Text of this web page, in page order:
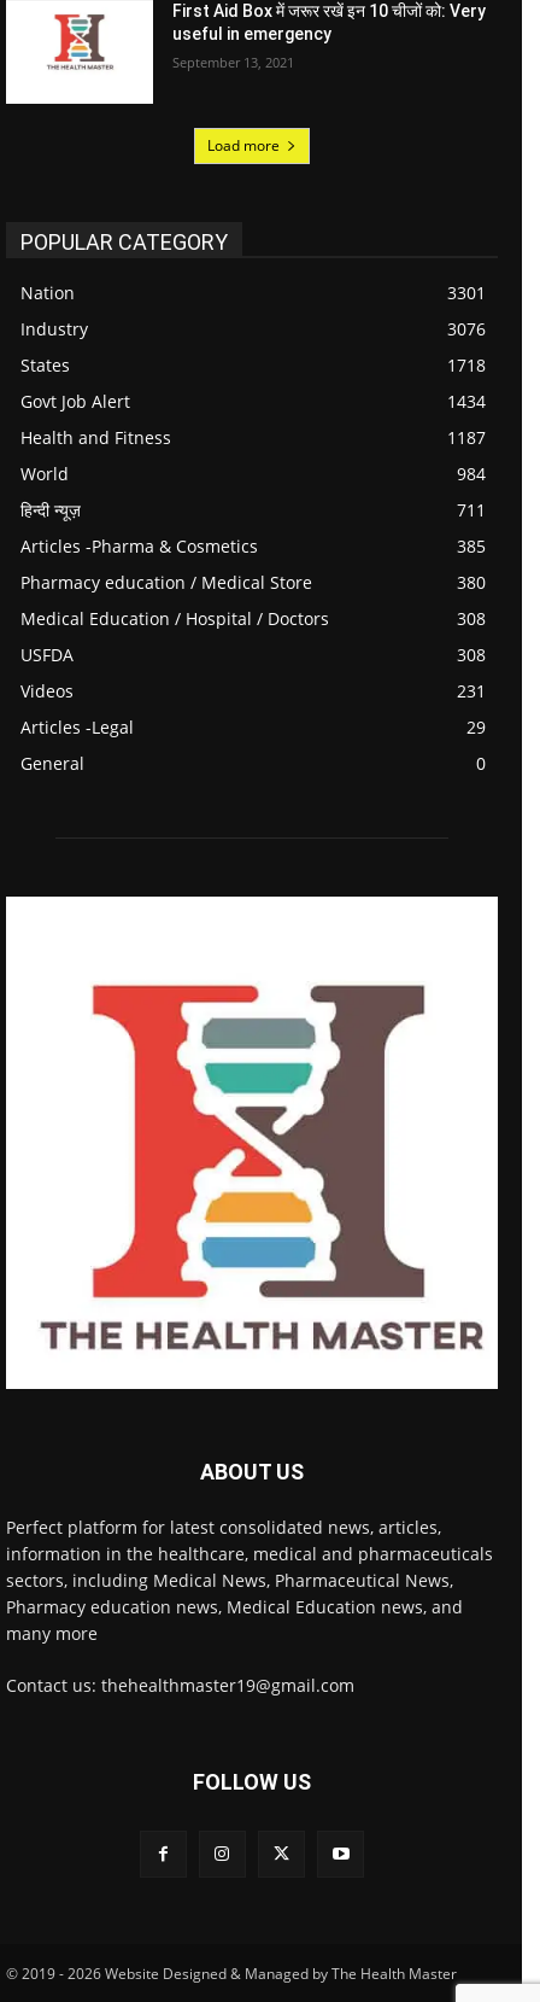
First Aid Box में जरूर रखें इन 10 चीजों को: Very
useful in emergency
September 13, 2021
Load more
POPULAR CATEGORY
Nation
3301
Industry
3076
States
1718
Govt Job Alert
1434
Health and Fitness
1187
World
984
हिन्दी न्यूज़
711
Articles -Pharma & Cosmetics
385
Pharmacy education / Medical Store
380
Medical Education / Hospital / Doctors
308
USFDA
308
Videos
231
Articles -Legal
29
General
0
ABOUT US
Perfect platform for latest consolidated news, articles,
information in the healthcare, medical and pharmaceuticals
sectors, including Medical News, Pharmaceutical News,
Pharmacy education news, Medical Education news, and
many more
Contact us: thehealthmaster19@gmail.com
FOLLOW US
© 2019 - 2026 Website Designed & Managed by The Health Master